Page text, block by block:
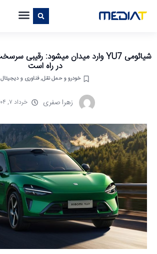
در راه است
خودرو و حمل نقل,فناوری و دیجیتال
زهرا صفری خرداد ۷, ۱۴۰۴